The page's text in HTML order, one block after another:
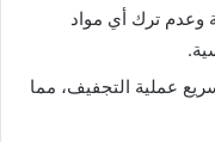
وعدم ترك أي مواد
عملية التجفيف، مما